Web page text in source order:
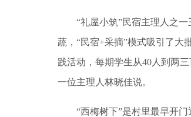
“礼屋小筑”民宿主理人之一
蔬，“民宿+采摘”模式吸引了大
践活动，每期学生从40人到两
一位主理人林晓佳说。
“西梅树下”是村里最早开门